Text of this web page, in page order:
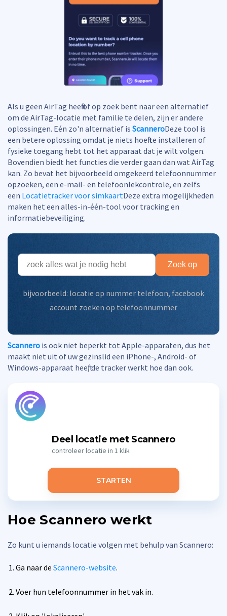
Als u geen AirTag heeft of op zoek bent naar een alternatief
om de AirTag-locatie met familie te delen, zijn er andere
oplossingen. Eén zo'n alternatief is ScanneroDeze tool is
een betere oplossing omdat je niets hoeft te installeren of
fysieke toegang hebt tot het apparaat dat je wilt volgen.
Bovendien biedt het functies die verder gaan dan wat AirTag
kan. Zo bevat het bijvoorbeeld omgekeerd telefoonnummer
opzoeken, een e-mail- en telefoonlekcontrole, en zelfs
een Locatietracker voor simkaartDeze extra mogelijkheden
maken het een alles-in-één-tool voor tracking en
informatiebeveiliging.
Zoek op
bijvoorbeeld: locatie op nummer telefoon, facebook
account zoeken op telefoonnummer
Scannero is ook niet beperkt tot Apple-apparaten, dus het
maakt niet uit of uw gezinslid een iPhone-, Android- of
Windows-apparaat heeft, de tracker werkt hoe dan ook.
Deel locatie met Scannero
controleer locatie in 1 klik
STARTEN
Hoe Scannero werkt
Zo kunt u iemands locatie volgen met behulp van Scannero:
Ga naar de Scannero-website.
Voer hun telefoonnummer in het vak in.